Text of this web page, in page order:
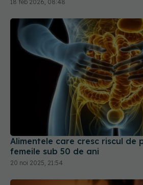
18 feb 2026, 08:48
Alimentele care cresc riscul de
femeile sub 50 de ani
20 noi 2025, 21:54